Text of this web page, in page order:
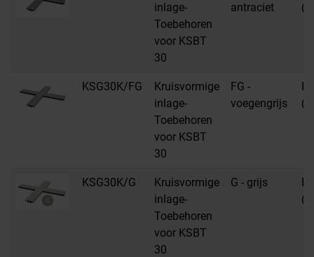
inlage-
Toebehoren
voor KSBT
30
antraciet
KSG30K/FG
Kruisvormige
inlage-
Toebehoren
voor KSBT
30
FG -
voegengrijs
KSG30K/G
Kruisvormige
inlage-
Toebehoren
voor KSBT
30
G - grijs